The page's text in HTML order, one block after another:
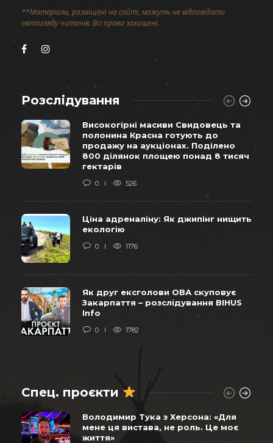
**Матеріали, розміщені на сайті, можуть не відповідати
світогляду читачів. Всі права захищені.
Розслідування
Високогірні масиви Свидовець та
полонина Красна готують до
продажу на аукціонах. Поділено
800 ділянок площею понад 8 тисяч
гектарів
0 526
Ціна адреналіну: Як джипінг нищить
екологію
0 1176
Як друг ексголови ОВА скуповує
Закарпаття – розслідування BIHUS
Info
0 1782
Спец. проєкти
Володимир Тука з Херсона: «Для
мене ця вистава, не роль. Це моє
життя»